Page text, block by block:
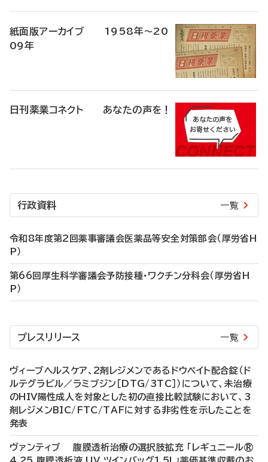
紙面版アーカイブ 1958年～20
09年
日刊薬業コネクト あなたの声を！
行政資料 一覧
令和8年度第2回薬事審議会医薬品等安全対策部会（厚労省H
P）
第66回厚生科学審議会予防接種・ワクチン分科会（厚労省H
P）
プレスリリース 一覧
ヴィーブヘルスケア、2剤レジメンであるドウベイト配合錠（ド
ルテグラビル／ラミブジン［DTG/3TC］）について、未治療
のHIV陽性成人を対象とした初の直接比較試験において、3
剤レジメンBIC/FTC/TAFに対する非劣性を示したことを
発表
ヴァンティブ 腹膜透析治療の選択肢拡充 「レギュニール®